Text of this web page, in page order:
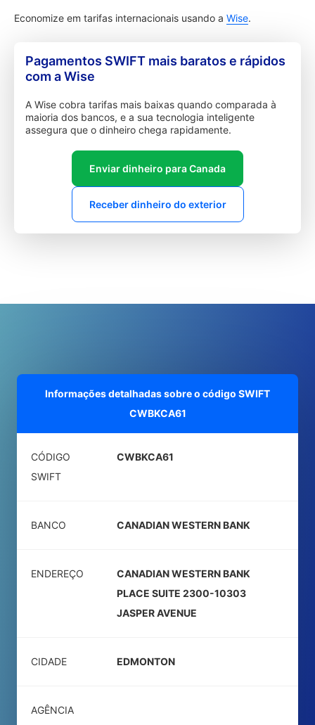
Economize em tarifas internacionais usando a Wise.
Pagamentos SWIFT mais baratos e rápidos
com a Wise
A Wise cobra tarifas mais baixas quando comparada à
maioria dos bancos, e a sua tecnologia inteligente
assegura que o dinheiro chega rapidamente.
Enviar dinheiro para Canada
Receber dinheiro do exterior
Informações detalhadas sobre o código SWIFT
CWBKCA61
CÓDIGO
SWIFT
CWBKCA61
BANCO CANADIAN WESTERN BANK
ENDEREÇO
CANADIAN WESTERN BANK
PLACE SUITE 2300-10303
JASPER AVENUE
CIDADE EDMONTON
AGÊNCIA